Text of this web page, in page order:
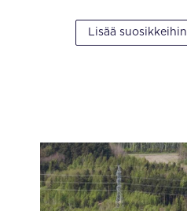
Lisää suosikkeihin